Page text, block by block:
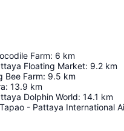
Farm: 6 km
Floating Market: 9.2 km
Bee Farm: 9.5 km
: 13.9 km
Dolphin World: 14.1 km